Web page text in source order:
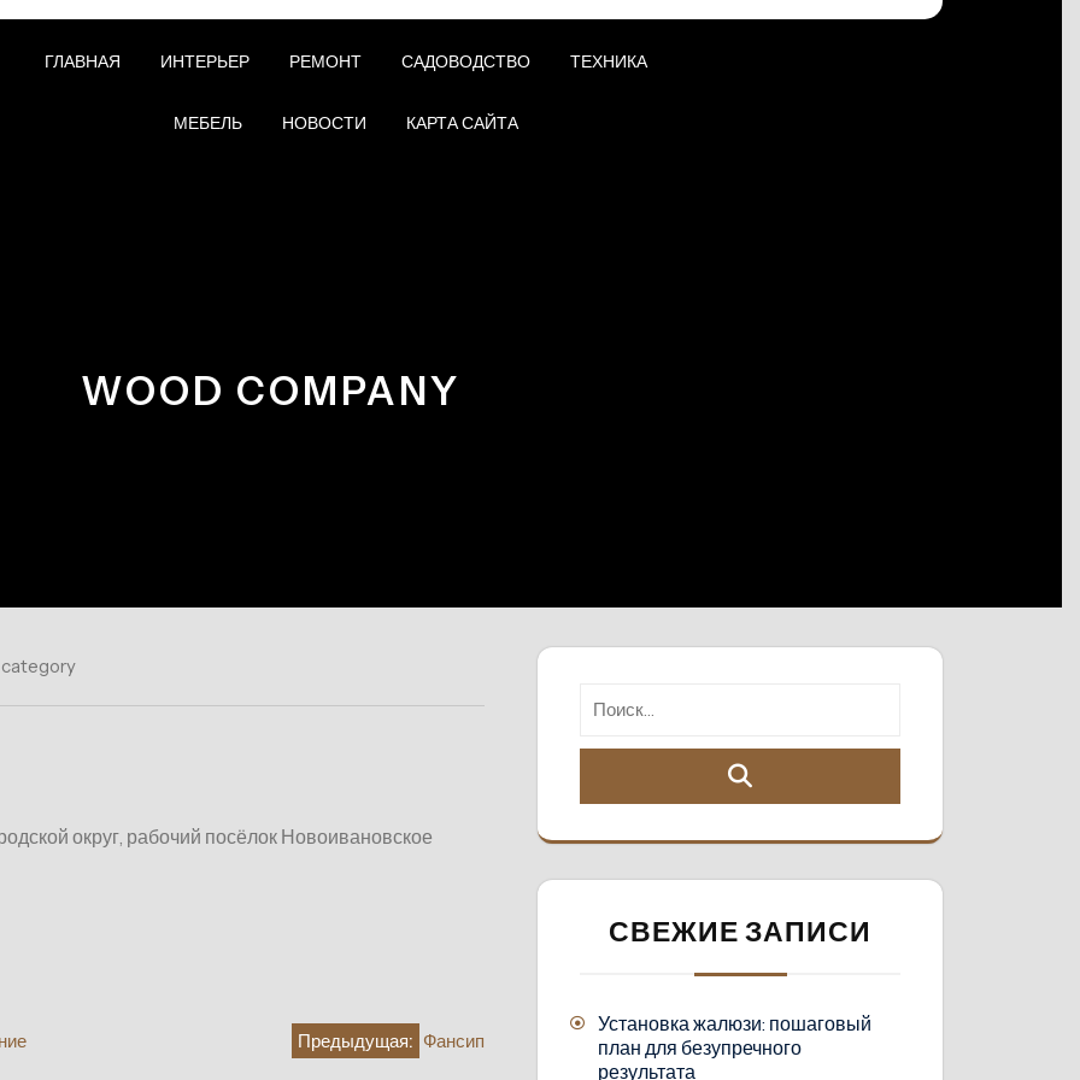
ГЛАВНАЯ ИНТЕРЬЕР РЕМОНТ САДОВОДСТВО ТЕХНИКА
МЕБЕЛЬ НОВОСТИ КАРТА САЙТА
WOOD COMPANY
category
округ, рабочий посёлок Новоивановское
Предыдущая: Фансип
СВЕЖИЕ ЗАПИСИ
Установка жалюзи: пошаговый
план для безупречного
результата